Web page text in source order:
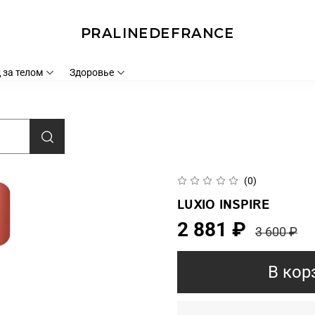
PRALINEDEFRANCE
за телом Здоровье
(0)
LUXIO INSPIRE
2 881 ₽ 3 600 ₽
В